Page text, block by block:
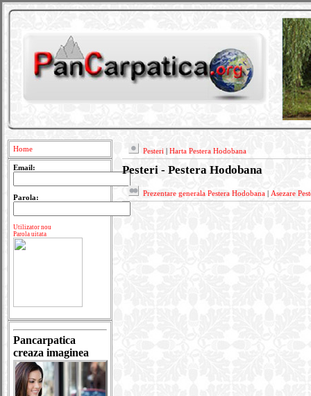
Home
Email:
Parola:
Utilizator nou
Parola uitata
Pancarpatica
creaza imaginea
Pesteri Harta Pestera Hodobana
Pesteri - Pestera Hodobana
Prezentare generala Pestera Hodobana Asezare